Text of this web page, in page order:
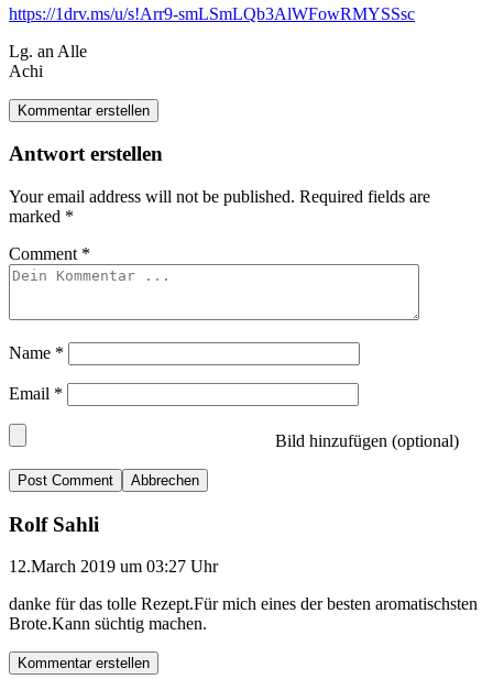
https://1drv.ms/u/s!Arr9-smLSmLQb3AlWFowRMYSSsc
Lg. an Alle
Achi
Kommentar erstellen
Antwort erstellen
Your email address will not be published. Required fields are
marked *
Comment *
Name *
Email *
Bild hinzufügen (optional)
Abbrechen
Rolf Sahli
12.March 2019 um 03:27 Uhr
danke für das tolle Rezept.Für mich eines der besten aromatischsten
Brote.Kann süchtig machen.
Kommentar erstellen